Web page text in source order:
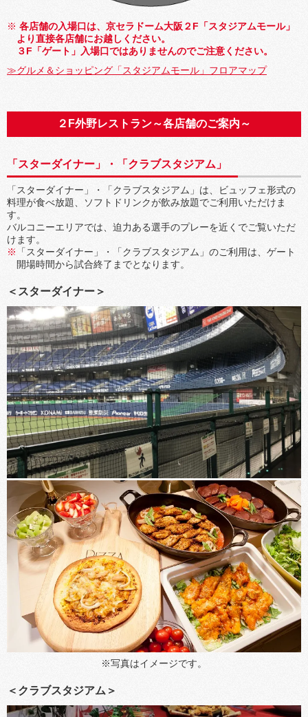
各店舗の入場口は、京セラドーム大阪２F「スタジアムモール」
より直接各店舗にお越しください。
３F「ゲート」入場口ではありませんのでご注意ください。
≫グルメ＆ショッピング「スタジアムモール」フロアマップ
２F外野レストラン～各店舗のご案内～
「スターダイナー」・「クラブスタジアム」
「スターダイナー」・「クラブスタジアム」は、ビュッフェ形式の
料理が食べ放題、ソフトドリンクが飲み放題でご利用いただけま
す。
バルコニーエリアでは、迫力ある選手のプレーを近くでご覧いただ
けます。
「スターダイナー」・「クラブスタジアム」のご利用は、ゲート
開場時間から試合終了までとなります。
＜スターダイナー＞
※写真はイメージです。
＜クラブスタジアム＞